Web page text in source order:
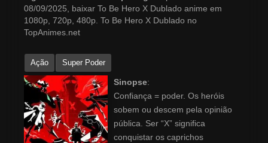
08/09/2025, baixar To Be Hero X Dublado anime em
1080p, 720p, 480p. To Be Hero X Dublado no
TopAnimes.net
Ação Super Poder
Sinopse:
Confiança = poder. Os heróis
sobem ou descem pela opinião
pública. Ser “X” significa
conquistar os caprichos